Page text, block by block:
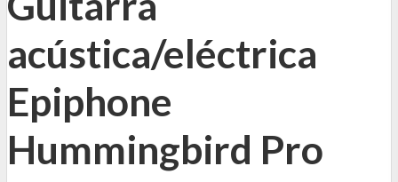
acústica/eléctrica
Epiphone
Hummingbird Pro